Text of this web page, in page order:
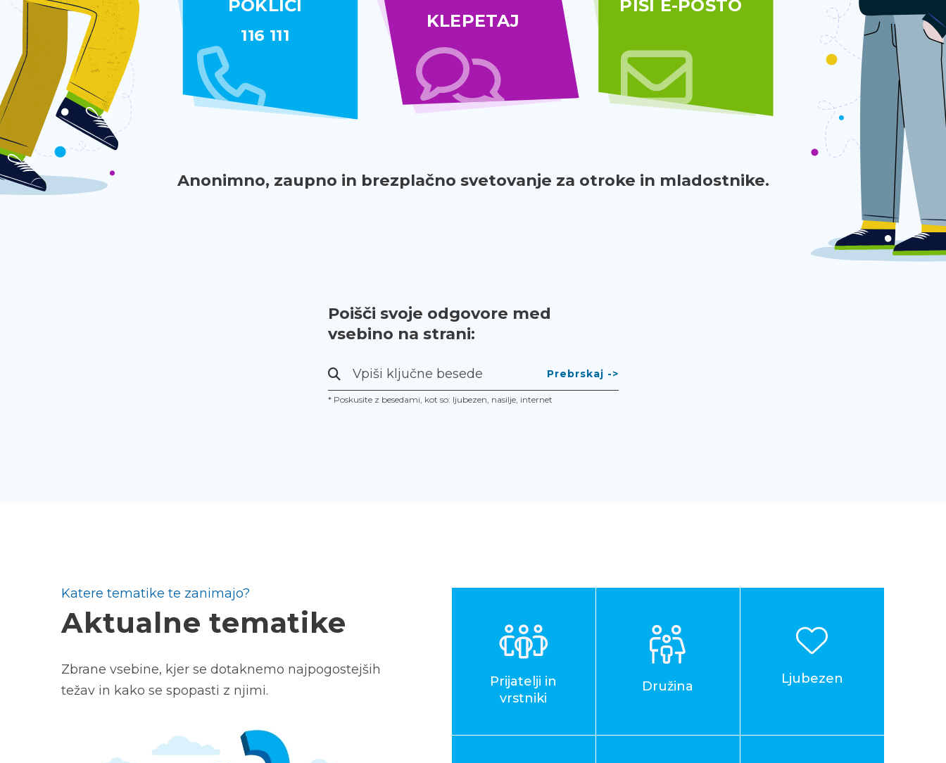
POKLIČI
116 111
KLEPETAJ
PIŠI E-POŠTO
Anonimno, zaupno in brezplačno svetovanje za otroke in mladostnike.
Poišči svoje odgovore med
vsebino na strani:
Prebrskaj
-
* Poskusite z besedami, kot so: ljubezen, nasilje, internet
Katere tematike te zanimajo?
Aktualne tematike
Zbrane vsebine, kjer se dotaknemo najpogostejših
težav in kako se spopasti z njimi.
Prijatelji in
vrstniki
Družina Ljubezen